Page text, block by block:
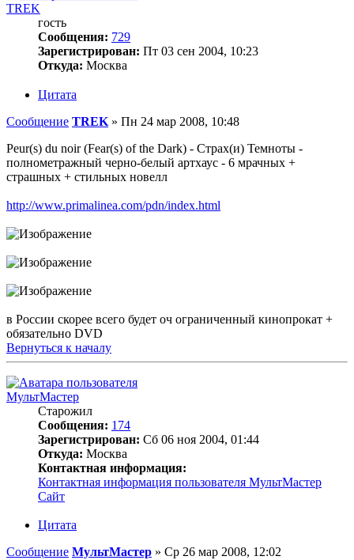
TREK
гость
Сообщения: 729
Зарегистрирован: Пт 03 сен 2004, 10:23
Откуда: Москва
Цитата
Сообщение TREK » Пн 24 мар 2008, 10:48
Peur(s) du noir (Fear(s) of the Dark) - Страх(и) Темноты -
полнометражный черно-белый артхаус - 6 мрачных +
страшных + стильных новелл
http://www.primalinea.com/pdn/index.html
в России скорее всего будет оч ограниченный кинопрокат +
обязательно DVD
Вернуться к началу
МультМастер
Старожил
Сообщения: 174
Зарегистрирован: Сб 06 ноя 2004, 01:44
Откуда: Москва
Контактная информация:
Контактная информация пользователя МультМастер
Сайт
Цитата
Сообщение МультМастер » Ср 26 мар 2008, 12:02